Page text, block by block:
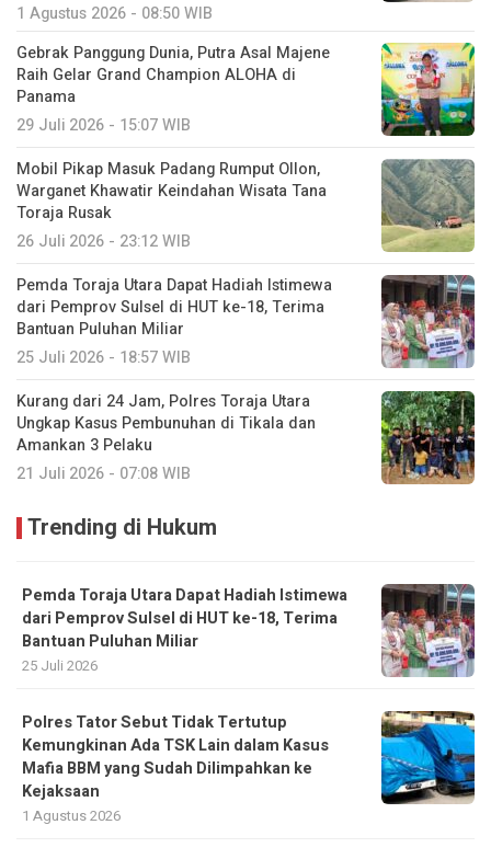
1 Agustus 2026 - 08:50 WIB
Gebrak Panggung Dunia, Putra Asal Majene
Raih Gelar Grand Champion ALOHA di
Panama
29 Juli 2026 - 15:07 WIB
Mobil Pikap Masuk Padang Rumput Ollon,
Warganet Khawatir Keindahan Wisata Tana
Toraja Rusak
26 Juli 2026 - 23:12 WIB
Pemda Toraja Utara Dapat Hadiah Istimewa
dari Pemprov Sulsel di HUT ke-18, Terima
Bantuan Puluhan Miliar
25 Juli 2026 - 18:57 WIB
Kurang dari 24 Jam, Polres Toraja Utara
Ungkap Kasus Pembunuhan di Tikala dan
Amankan 3 Pelaku
21 Juli 2026 - 07:08 WIB
Trending di Hukum
Pemda Toraja Utara Dapat Hadiah Istimewa
dari Pemprov Sulsel di HUT ke-18, Terima
Bantuan Puluhan Miliar
25 Juli 2026
Polres Tator Sebut Tidak Tertutup
Kemungkinan Ada TSK Lain dalam Kasus
Mafia BBM yang Sudah Dilimpahkan ke
Kejaksaan
1 Agustus 2026